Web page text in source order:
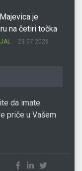
je
na četiri točka
23.07.2026.
da imate
priče u Vašem